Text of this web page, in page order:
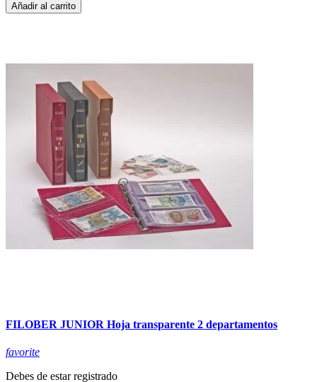
Añadir al carrito
FILOBER JUNIOR Hoja transparente 2 departamentos
favorite
Debes de estar registrado